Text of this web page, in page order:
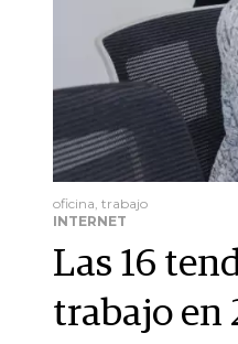
oficina, trabajo
INTERNET
Las 16
trabajo en